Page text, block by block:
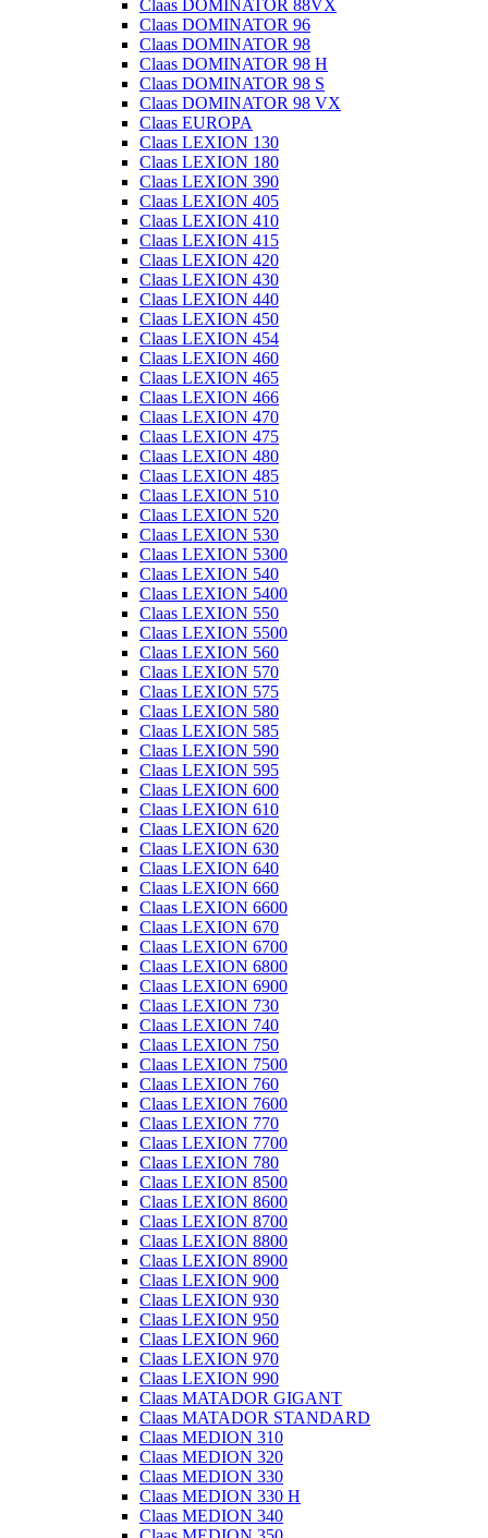
Claas DOMINATOR 88VX
Claas DOMINATOR 96
Claas DOMINATOR 98
Claas DOMINATOR 98 H
Claas DOMINATOR 98 S
Claas DOMINATOR 98 VX
Claas EUROPA
Claas LEXION 130
Claas LEXION 180
Claas LEXION 390
Claas LEXION 405
Claas LEXION 410
Claas LEXION 415
Claas LEXION 420
Claas LEXION 430
Claas LEXION 440
Claas LEXION 450
Claas LEXION 454
Claas LEXION 460
Claas LEXION 465
Claas LEXION 466
Claas LEXION 470
Claas LEXION 475
Claas LEXION 480
Claas LEXION 485
Claas LEXION 510
Claas LEXION 520
Claas LEXION 530
Claas LEXION 5300
Claas LEXION 540
Claas LEXION 5400
Claas LEXION 550
Claas LEXION 5500
Claas LEXION 560
Claas LEXION 570
Claas LEXION 575
Claas LEXION 580
Claas LEXION 585
Claas LEXION 590
Claas LEXION 595
Claas LEXION 600
Claas LEXION 610
Claas LEXION 620
Claas LEXION 630
Claas LEXION 640
Claas LEXION 660
Claas LEXION 6600
Claas LEXION 670
Claas LEXION 6700
Claas LEXION 6800
Claas LEXION 6900
Claas LEXION 730
Claas LEXION 740
Claas LEXION 750
Claas LEXION 7500
Claas LEXION 760
Claas LEXION 7600
Claas LEXION 770
Claas LEXION 7700
Claas LEXION 780
Claas LEXION 8500
Claas LEXION 8600
Claas LEXION 8700
Claas LEXION 8800
Claas LEXION 8900
Claas LEXION 900
Claas LEXION 930
Claas LEXION 950
Claas LEXION 960
Claas LEXION 970
Claas LEXION 990
Claas MATADOR GIGANT
Claas MATADOR STANDARD
Claas MEDION 310
Claas MEDION 320
Claas MEDION 330
Claas MEDION 330 H
Claas MEDION 340